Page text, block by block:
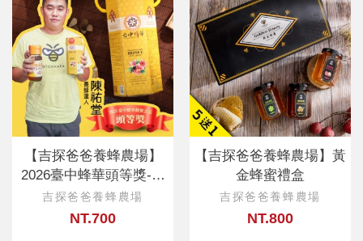
【吉探爸爸養蜂農場】
2026臺中蜂華頭等獎-陳
祐堂
吉探爸爸養蜂農場
NT.700
【吉探爸爸養蜂農場】黃
金蜂蜜禮盒
吉探爸爸養蜂農場
NT.800